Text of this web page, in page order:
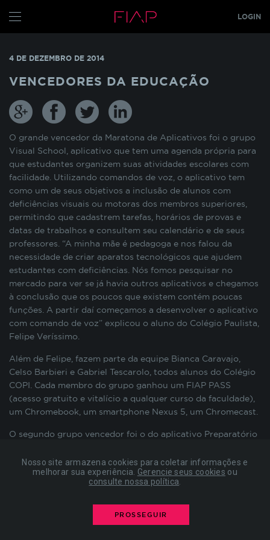
LOGIN
GRADUAÇÃO
MBA sTECH
GLOBAL MBAs
PÓS TECH
FIAP ON
FIAP
ALUN
Nosso site armazena cookies para coletar informações e
melhorar sua experiência. Gerencie seus cookies ou
consulte nossa política
PROSSEGUIR
4 DE DEZEMBRO DE 2014
VENCEDORES DA EDUCAÇÃO
O grande vencedor da Maratona de Aplicativos foi o grupo
Visual School, aplicativo que tem uma agenda própria para
que estudantes organizem suas atividades escolares com
facilidade. Utilizando comandos de voz, o aplicativo tem
como um de seus objetivos a inclusão de alunos com
deficiências visuais ou motoras dos membros superiores,
permitindo que cadastrem tarefas, horários de provas e
datas de trabalhos e consultem seu calendário e de seus
professores. “A minha mãe é pedagoga e nos falou da
necessidade de criar aparatos tecnológicos que ajudem
estudantes com deficiências. Nós fomos pesquisar no
mercado para ver se já havia outros aplicativos e chegamos
à conclusão que os poucos que existem contém poucas
funções. A partir daí começamos a desenvolver o aplicativo
com comando de voz” explicou o aluno do Colégio Paulista,
Felipe Veríssimo.
Além de Felipe, fazem parte da equipe Bianca Caravajo,
Celso Barbieri e Gabriel Tescarolo, todos alunos do Colégio
COPI. Cada membro do grupo ganhou um FIAP PASS
(acesso gratuito e vitalício a qualquer curso da faculdade),
um Chromebook, um smartphone Nexus 5, um Chromecast.
O segundo grupo vencedor foi o do aplicativo Preparatório
Paraná. Os integrantes do grupo são: Lucas Ribeiro, Maísa
Baldicera e Renan Gonçalves. O aplicativo tem o objetivo de
facilitar o acesso do usuário às provas do Enem, até mesmo
gente se esforçou muito e acho que todo mundo que estava
aqui merecia. Fico muito feliz por ter participado e visto
Pensando em nossos alunos, fazemos o uso de
cookies para melhorar a experiência de
navegação em nosso site e otimizar
constantemente os nossos serviços. Os cookies
armazenam temporariamente algumas
informações básicas da sua interação com as
nossas páginas.
COOKIES INDISPENSÁVEIS
Estes cookies não podem ser desativados pois
são necessários para que o site funcione
corretamente ou para melhorar o desempenho
funcionalidades diversas. Eles estão relacionados
com a realização de login no Portal do Aluno, o
preenchimento de formulários, contagem de
visitas para a medição de performance de
páginas, entre outros. Todos armazenados sem a
possibilidade de identificação pessoal. Ao
configurar seu navegador para bloquear esses
cookies, algumas partes do site podem não
funcionar.
COOKIES DE PUBLICIDADE
Estes cookies são estabelecidos por nossos
compor um perfil sobre seus interesses e, a partir
disso, mostrar anúncios relevantes para você em
outros sites. As informações armazenadas são